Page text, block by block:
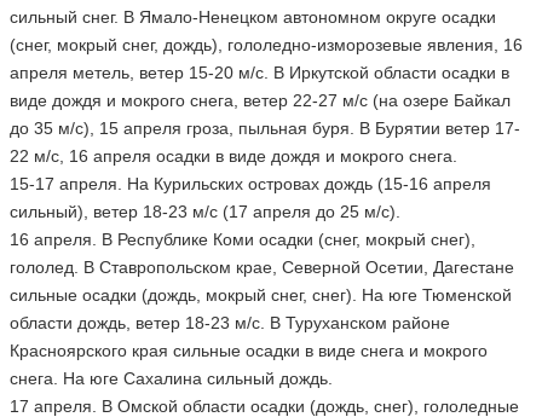
сильный снег. В Ямало-Ненецком автономном округе осадки
(снег, мокрый снег, дождь), гололедно-изморозевые явления, 16
апреля метель, ветер 15-20 м/с. В Иркутской области осадки в
виде дождя и мокрого снега, ветер 22-27 м/с (на озере Байкал
до 35 м/с), 15 апреля гроза, пыльная буря. В Бурятии ветер 17-
22 м/с, 16 апреля осадки в виде дождя и мокрого снега.
15-17 апреля. На Курильских островах дождь (15-16 апреля
сильный), ветер 18-23 м/с (17 апреля до 25 м/с).
16 апреля. В Республике Коми осадки (снег, мокрый снег),
гололед. В Ставропольском крае, Северной Осетии, Дагестане
сильные осадки (дождь, мокрый снег, снег). На юге Тюменской
области дождь, ветер 18-23 м/с. В Туруханском районе
Красноярского края сильные осадки в виде снега и мокрого
снега. На юге Сахалина сильный дождь.
17 апреля. В Омской области осадки (дождь, снег), гололедные